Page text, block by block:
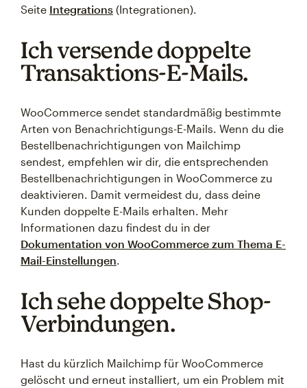
Seite Integrations (Integrationen).
Ich versende doppelte
Transaktions-E-Mails.
WooCommerce sendet standardmäßig bestimmte
Arten von Benachrichtigungs-E-Mails. Wenn du die
Bestellbenachrichtigungen von Mailchimp
sendest, empfehlen wir dir, die entsprechenden
Bestellbenachrichtigungen in WooCommerce zu
deaktivieren. Damit vermeidest du, dass deine
Kunden doppelte E-Mails erhalten. Mehr
Informationen dazu findest du in der
Dokumentation von WooCommerce zum Thema E-
Mail-Einstellungen.
Ich sehe doppelte Shop-
Verbindungen.
Hast du kürzlich Mailchimp für WooCommerce
gelöscht und erneut installiert, um ein Problem mit